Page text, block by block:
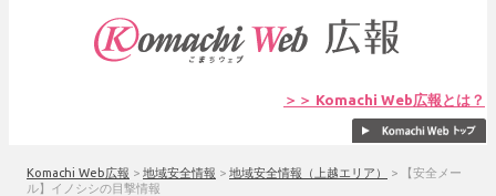
＞＞ Komachi Web広報とは？
Komachi Web広報 > 地域安全情報 > 地域安全情報（上越エリア） >
【安全メー
ル】イノシシの目撃情報